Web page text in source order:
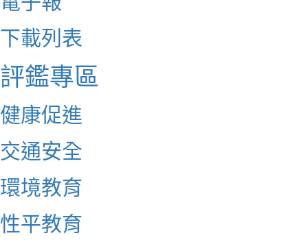
下載列表
評鑑專區
健康促進
交通安全
環境教育
性平教育